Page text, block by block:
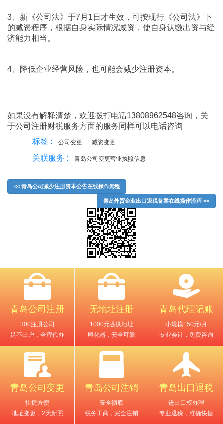
3、新《公司法》于7月1日才生效，可按现行《公司法》下
的减资程序，根据自身实际情况减资，使自身认缴出资与经
济能力相当。
4、降低企业经营风险，也可能会减少注册资本。
如果没有解释清楚，欢迎拨打电话13808962548咨询，关
于公司注册财税服务方面的服务同样可以电话咨询
标签 :
公司变更 减资变更
关联服务 : 青岛公司变更营业执照信息
<< 青岛公司减少注册资本公告在线操作流程
青岛外贸企业出口退税备案在线操作流程 >>
青岛公司注册
300注册公司
足不出户，全程代办
无地址注册
1000元提供地址
孵化器，安全可靠
青岛代理记账
小规模150元/月
专业会计，免费咨询
青岛公司变更
快捷方便
地址变更，2天新照
青岛公司注销
安全彻底
税务工商，完全注销
青岛出口退税
进出口权办理
专业退税，准确快捷